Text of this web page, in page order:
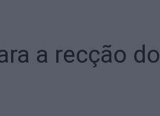
a recção do